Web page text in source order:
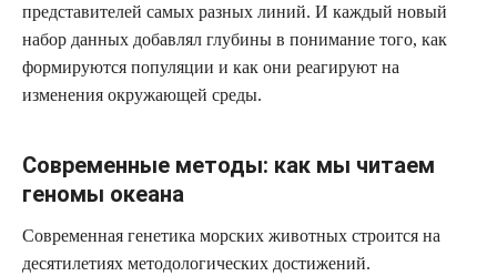
представителей самых разных линий. И каждый новый
набор данных добавлял глубины в понимание того, как
формируются популяции и как они реагируют на
изменения окружающей среды.
Современные методы: как мы читаем
геномы океана
Современная генетика морских животных строится на
десятилетиях методологических достижений.